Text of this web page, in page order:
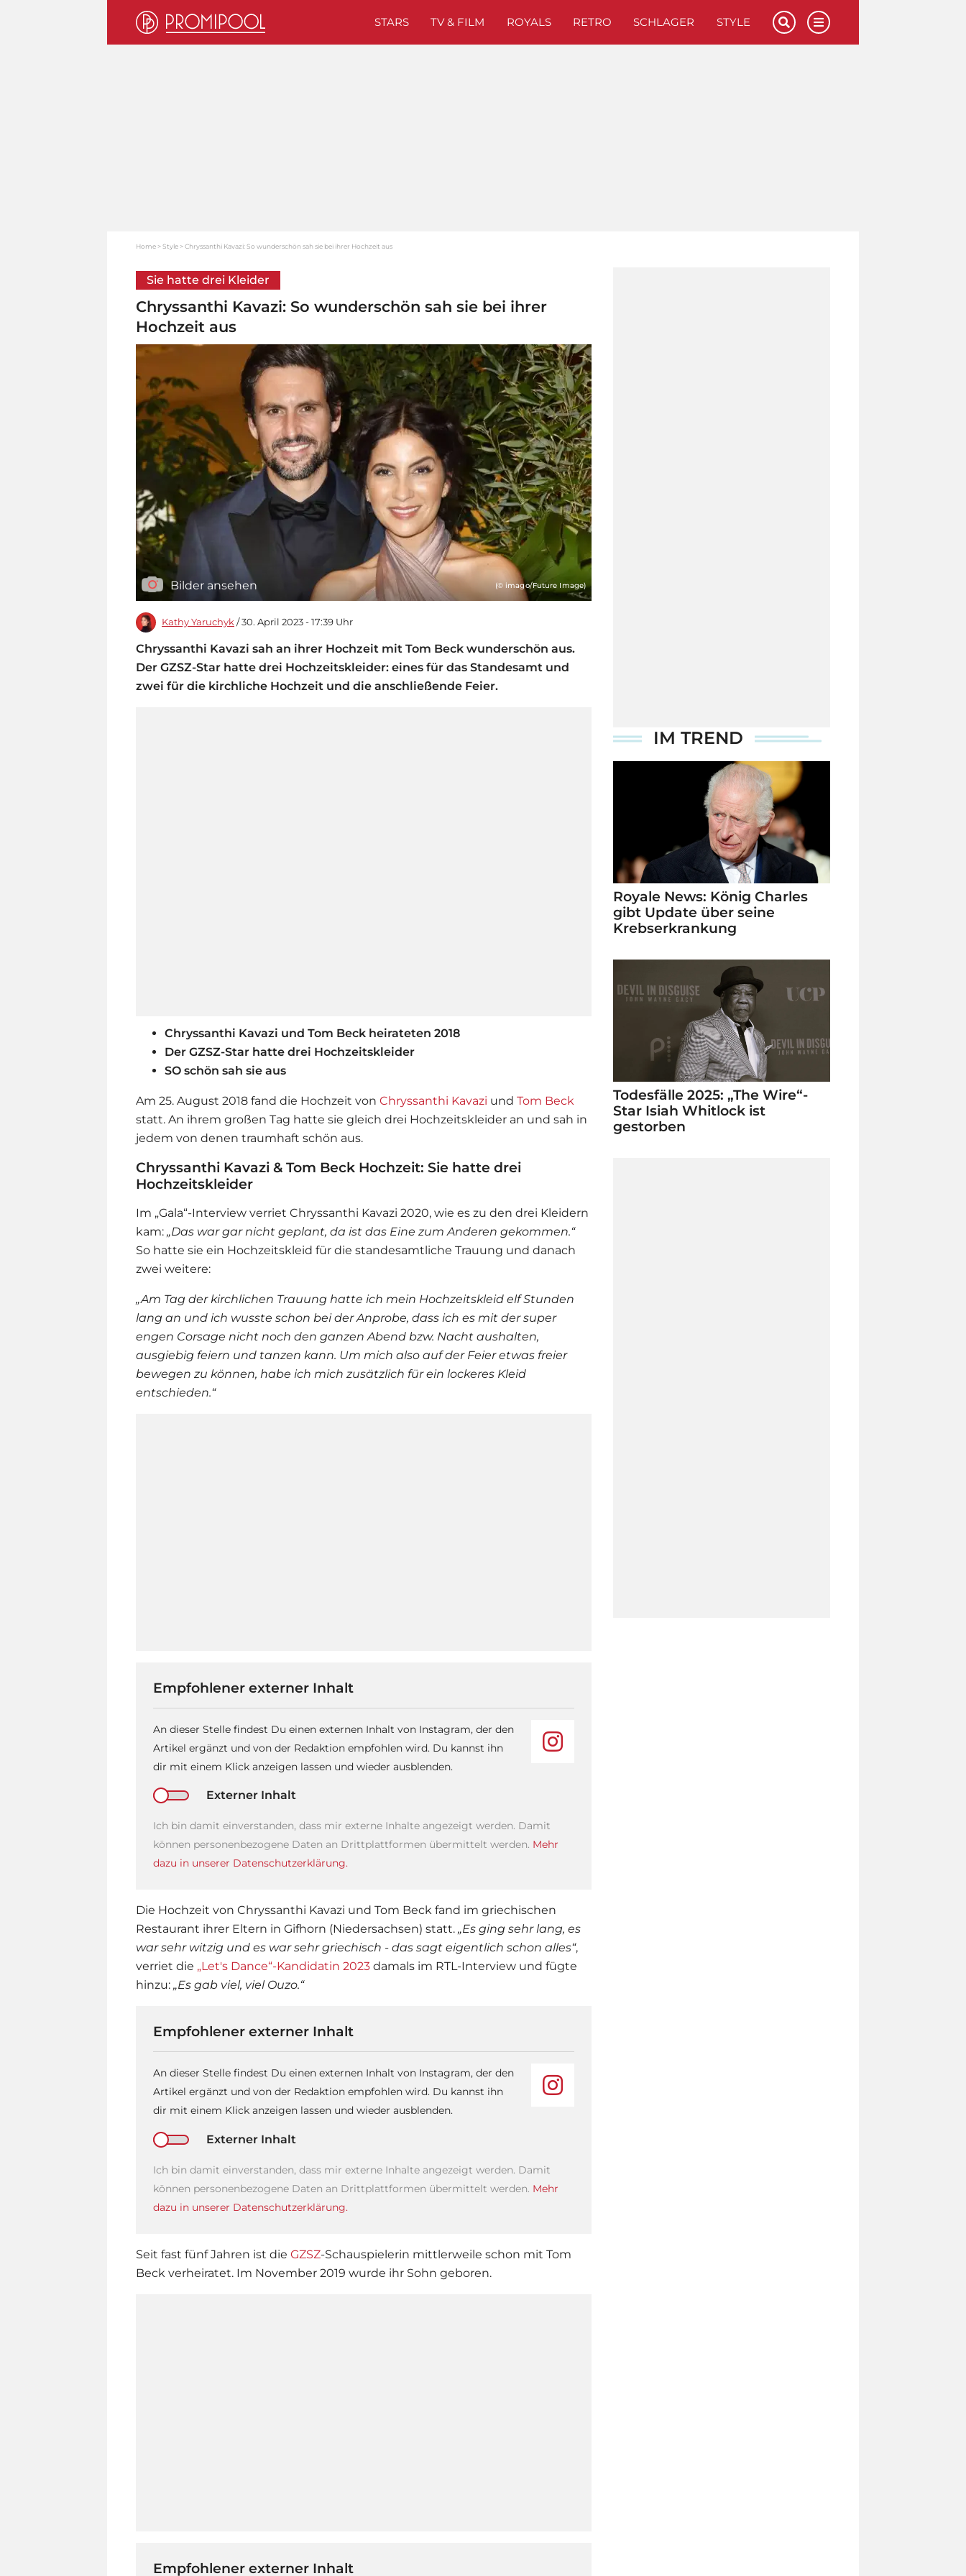
STARS TV & FILM ROYALS RETRO SCHLAGER STYLE
Home Style Chryssanthi Kavazi: So wunderschön sah sie bei ihrer Hochzeit aus
Sie hatte drei Kleider
Chryssanthi Kavazi: So wunderschön sah sie bei ihrer
Hochzeit aus
Bilder ansehen (© imago/Future Image)
Kathy Yaruchyk / 30. April 2023 - 17:39 Uhr
Chryssanthi Kavazi sah an ihrer Hochzeit mit Tom Beck wunderschön aus.
Der GZSZ-Star hatte drei Hochzeitskleider: eines für das Standesamt und
zwei für die kirchliche Hochzeit und die anschließende Feier.
Chryssanthi Kavazi und Tom Beck heirateten 2018
Der GZSZ-Star hatte drei Hochzeitskleider
SO schön sah sie aus
Am 25. August 2018 fand die Hochzeit von Chryssanthi Kavazi und Tom Beck
statt. An ihrem großen Tag hatte sie gleich drei Hochzeitskleider an und sah in
jedem von denen traumhaft schön aus.
Chryssanthi Kavazi & Tom Beck Hochzeit: Sie hatte drei
Hochzeitskleider
Im „Gala“-Interview verriet Chryssanthi Kavazi 2020, wie es zu den drei Kleidern
kam: „Das war gar nicht geplant, da ist das Eine zum Anderen gekommen.“
So hatte sie ein Hochzeitskleid für die standesamtliche Trauung und danach
zwei weitere:
„Am Tag der kirchlichen Trauung hatte ich mein Hochzeitskleid elf Stunden
lang an und ich wusste schon bei der Anprobe, dass ich es mit der super
engen Corsage nicht noch den ganzen Abend bzw. Nacht aushalten,
ausgiebig feiern und tanzen kann. Um mich also auf der Feier etwas freier
bewegen zu können, habe ich mich zusätzlich für ein lockeres Kleid
entschieden.“
Empfohlener externer Inhalt
An dieser Stelle findest Du einen externen Inhalt von Instagram, der den
Artikel ergänzt und von der Redaktion empfohlen wird. Du kannst ihn
dir mit einem Klick anzeigen lassen und wieder ausblenden.
Externer Inhalt
Ich bin damit einverstanden, dass mir externe Inhalte angezeigt werden. Damit
können personenbezogene Daten an Drittplattformen übermittelt werden. Mehr
dazu in unserer Datenschutzerklärung.
Die Hochzeit von Chryssanthi Kavazi und Tom Beck fand im griechischen
Restaurant ihrer Eltern in Gifhorn (Niedersachsen) statt. „Es ging sehr lang, es
war sehr witzig und es war sehr griechisch - das sagt eigentlich schon alles“,
verriet die „Let's Dance“-Kandidatin 2023 damals im RTL-Interview und fügte
hinzu: „Es gab viel, viel Ouzo.“
Empfohlener externer Inhalt
An dieser Stelle findest Du einen externen Inhalt von Instagram, der den
Artikel ergänzt und von der Redaktion empfohlen wird. Du kannst ihn
dir mit einem Klick anzeigen lassen und wieder ausblenden.
Externer Inhalt
Ich bin damit einverstanden, dass mir externe Inhalte angezeigt werden. Damit
können personenbezogene Daten an Drittplattformen übermittelt werden. Mehr
dazu in unserer Datenschutzerklärung.
Seit fast fünf Jahren ist die GZSZ-Schauspielerin mittlerweile schon mit Tom
Beck verheiratet. Im November 2019 wurde ihr Sohn geboren.
Empfohlener externer Inhalt
IM TREND
Royale News: König Charles
gibt Update über seine
Krebserkrankung
Todesfälle 2025: „The Wire“-
Star Isiah Whitlock ist
gestorben